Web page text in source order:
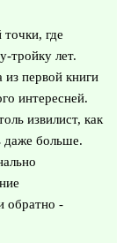
точки, где
тройку лет.
первой книги
интересней.
извилист, как
даже больше.
обратно -